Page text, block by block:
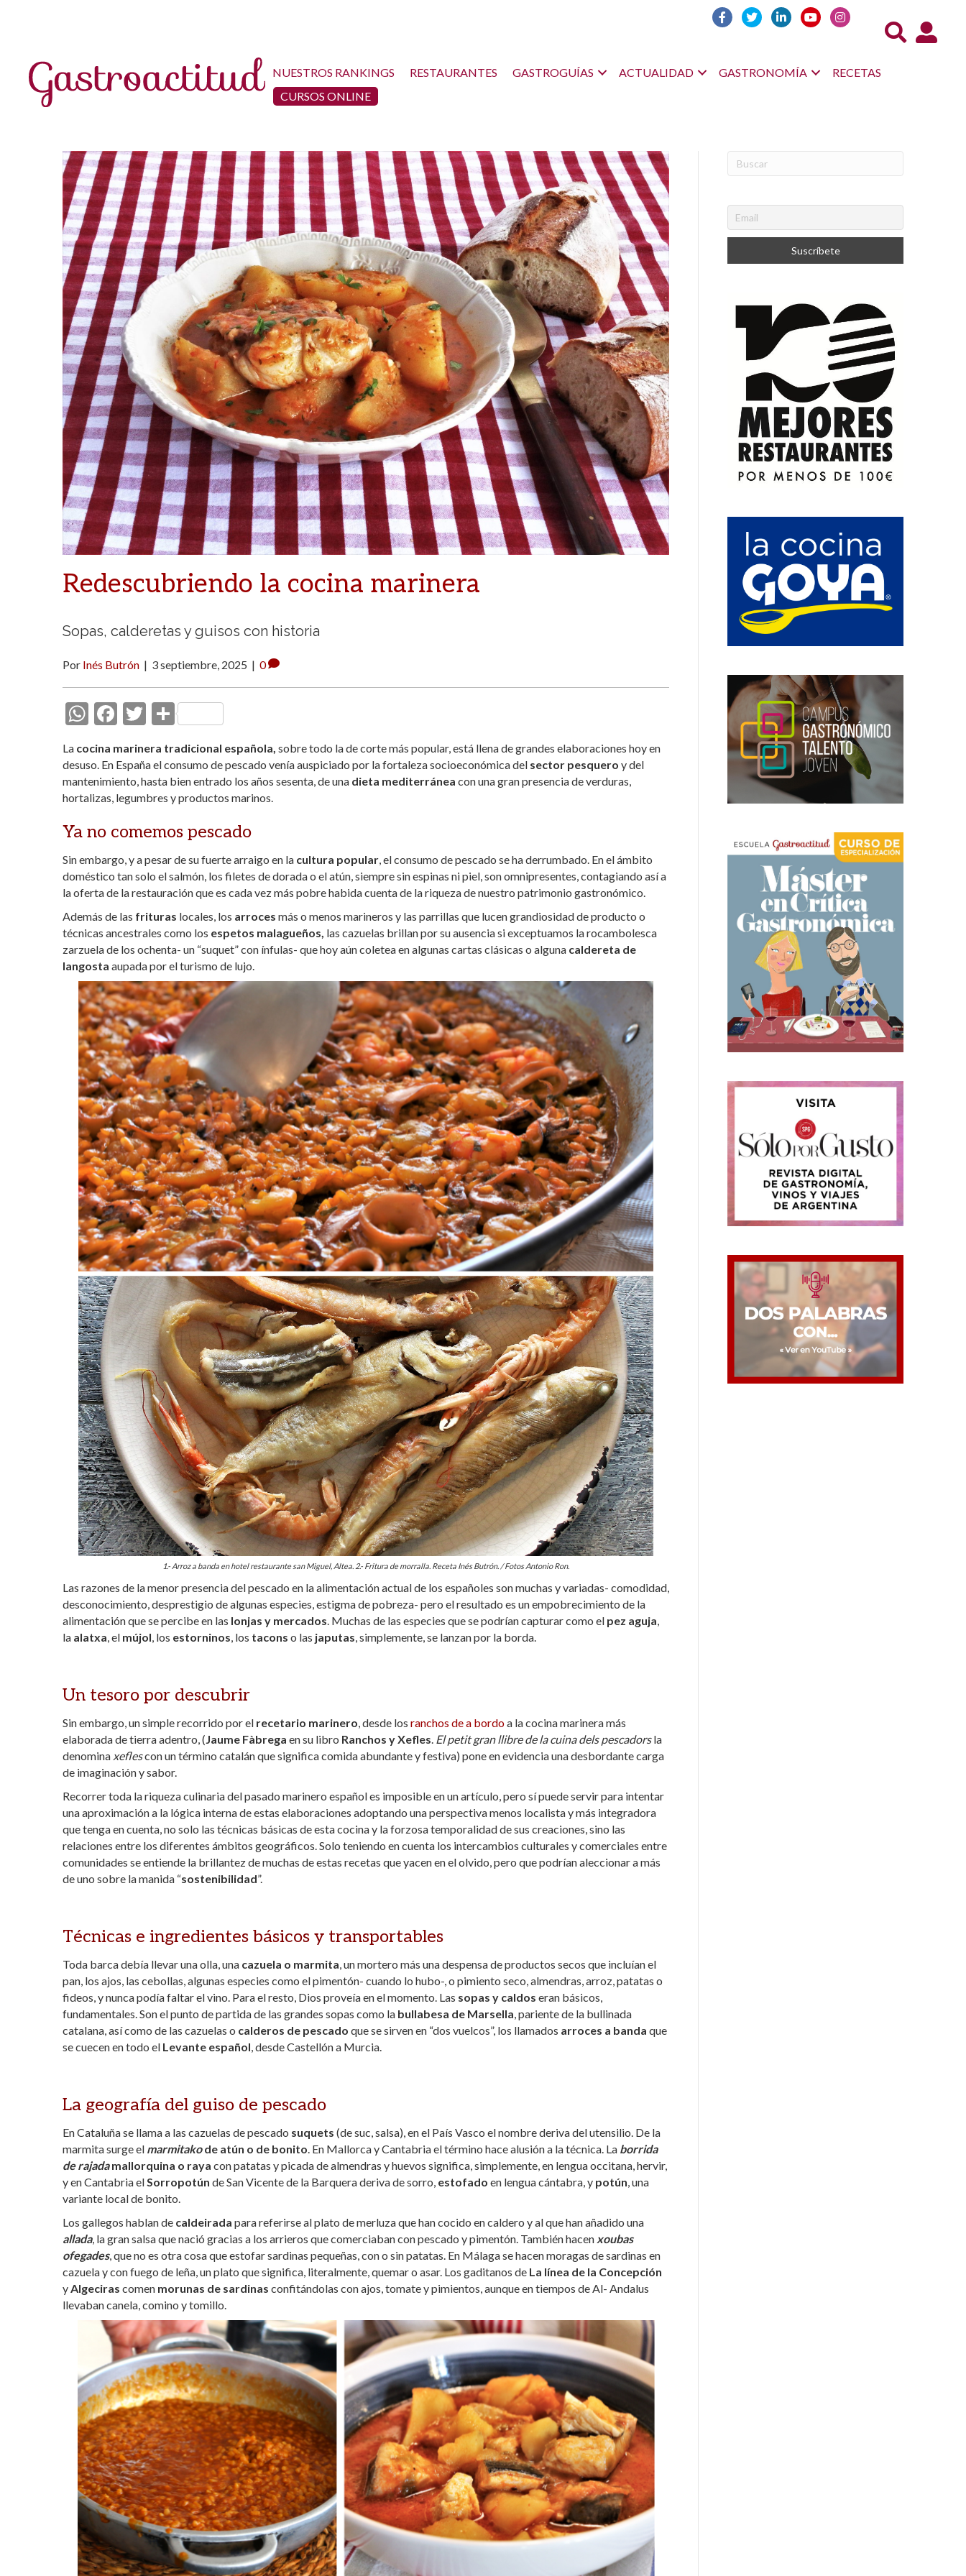
Acceso
NUESTROS RANKINGS RESTAURANTES GASTROGUÍAS ACTUALIDAD GASTRONOMÍA
RECETAS
CURSOS ONLINE
Redescubriendo la cocina marinera
Sopas, calderetas y guisos con historia
Por Inés Butrón | 3 septiembre, 2025 | 0
W
at
s
A
p
p
F
e
b
o
o
k
T
itt
er
C
m
p
ar
ti
r
La cocina marinera tradicional española, sobre todo la de corte más popular, está llena de grandes elaboraciones hoy en
desuso. En España el consumo de pescado venía auspiciado por la fortaleza socioeconómica del sector pesquero y del
mantenimiento, hasta bien entrado los años sesenta, de una dieta mediterránea con una gran presencia de verduras,
hortalizas, legumbres y productos marinos.
Ya no comemos pescado
Sin embargo, y a pesar de su fuerte arraigo en la cultura popular, el consumo de pescado se ha derrumbado. En el ámbito
doméstico tan solo el salmón, los filetes de dorada o el atún, siempre sin espinas ni piel, son omnipresentes, contagiando así a
la oferta de la restauración que es cada vez más pobre habida cuenta de la riqueza de nuestro patrimonio gastronómico.
Además de las frituras locales, los arroces más o menos marineros y las parrillas que lucen grandiosidad de producto o
técnicas ancestrales como los espetos malagueños, las cazuelas brillan por su ausencia si exceptuamos la rocambolesca
zarzuela de los ochenta- un “suquet” con ínfulas- que hoy aún coletea en algunas cartas clásicas o alguna caldereta de
langosta aupada por el turismo de lujo.
1.- Arroz a banda en hotel restaurante san Miguel, Altea. 2.- Fritura de morralla. Receta Inés Butrón. / Fotos Antonio Ron.
Las razones de la menor presencia del pescado en la alimentación actual de los españoles son muchas y variadas- comodidad,
desconocimiento, desprestigio de algunas especies, estigma de pobreza- pero el resultado es un empobrecimiento de la
alimentación que se percibe en las lonjas y mercados. Muchas de las especies que se podrían capturar como el pez aguja,
la alatxa, el mújol, los estorninos, los tacons o las japutas, simplemente, se lanzan por la borda.
Un tesoro por descubrir
Sin embargo, un simple recorrido por el recetario marinero, desde los ranchos de a bordoa la cocina marinera más
elaborada de tierra adentro, (Jaume Fàbrega en su libro Ranchos y Xefles. El petit gran llibre de la cuina dels pescadorsla
denomina xeflescon un término catalán que significa comida abundante y festiva) pone en evidencia una desbordante carga
de imaginación y sabor.
Recorrer toda la riqueza culinaria del pasado marinero español es imposible en un artículo, pero sí puede servir para intentar
una aproximación a la lógica interna de estas elaboraciones adoptando una perspectiva menos localista y más integradora
que tenga en cuenta, no solo las técnicas básicas de esta cocina y la forzosa temporalidad de sus creaciones, sino las
relaciones entre los diferentes ámbitos geográficos. Solo teniendo en cuenta los intercambios culturales y comerciales entre
comunidades se entiende la brillantez de muchas de estas recetas que yacen en el olvido, pero que podrían aleccionar a más
de uno sobre la manida “sostenibilidad”.
Técnicas e ingredientes básicos y transportables
Toda barca debía llevar una olla, una cazuela o marmita, un mortero más una despensa de productos secos que incluían el
pan, los ajos, las cebollas, algunas especies como el pimentón- cuando lo hubo-, o pimiento seco, almendras, arroz, patatas o
fideos, y nunca podía faltar el vino. Para el resto, Dios proveía en el momento. Las sopas y caldos eran básicos,
fundamentales. Son el punto de partida de las grandes sopas como la bullabesa de Marsella, pariente de la bullinada
catalana, así como de las cazuelas o calderos de pescado que se sirven en “dos vuelcos”, los llamados arroces a banda que
se cuecen en todo el Levante español, desde Castellón a Murcia.
La geografía del guiso de pescado
En Cataluña se llama a las cazuelas de pescado suquets (de suc, salsa), en el País Vasco el nombre deriva del utensilio. De la
marmita surge el marmitako de atún o de bonito. En Mallorca y Cantabria el término hace alusión a la técnica. La borrida
de rajadamallorquina o raya con patatas y picada de almendras y huevos significa, simplemente, en lengua occitana, hervir,
y en Cantabria elSorropotún de San Vicente de la Barquera deriva de sorro, estofado en lengua cántabra, y potún, una
variante local de bonito.
Los gallegos hablan de caldeirada para referirse al plato de merluza que han cocido en caldero y al que han añadido una
allada, la gran salsa que nació gracias a los arrieros que comerciaban con pescado y pimentón. También hacen xoubas
ofegades, que no es otra cosa que estofar sardinas pequeñas, con o sin patatas. En Málaga se hacen moragas de sardinas en
cazuela y con fuego de leña, un plato que significa, literalmente, quemar o asar. Los gaditanos de La línea de la Concepción
yAlgeciras comen morunas de sardinas confitándolas con ajos, tomate y pimientos, aunque en tiempos de Al- Andalus
llevaban canela, comino y tomillo.